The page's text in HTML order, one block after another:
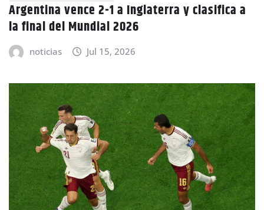
Argentina vence 2-1 a Inglaterra y clasifica a
la final del Mundial 2026
noticias Jul 15, 2026